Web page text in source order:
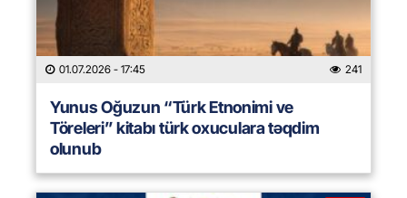
01.07.2026 - 17:45 241
Yunus Oğuzun “Türk Etnonimi ve
Töreleri” kitabı türk oxuculara təqdim
olunub